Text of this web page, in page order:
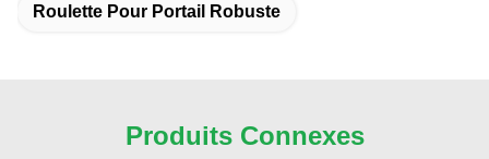
Roulette Pour Portail Robuste
Produits Connexes